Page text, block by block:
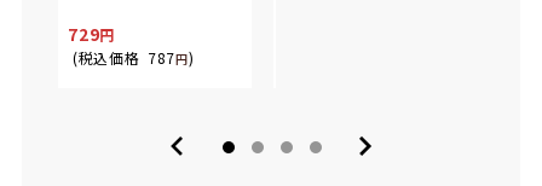
729
(税込価格 787円)